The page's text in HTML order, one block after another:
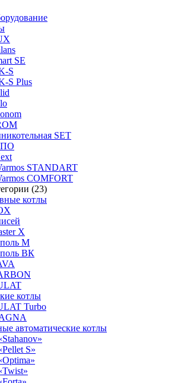
SE
S
S Plus
SET
STANDART
COMFORT
(23)
котлы
X
М
ВК
котлы
Turbo
автоматические котлы
S»